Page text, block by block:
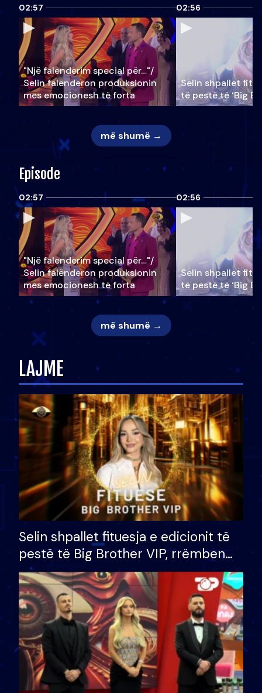
02:57
"Një falenderim special për…"/
Selin falënderon produksionin
mes emocionesh të forta
02:56
Selin shpallet
të pestë të ‘Big
më shumë →
Episode
02:57
"Një falenderim special për…"/
Selin falënderon produksionin
mes emocionesh të forta
02:56
Selin shpallet
të pestë të ‘Big
më shumë →
LAJME
Selin shpallet fituesja e edicionit të
pestë të Big Brother VIP, rrëmben
çmimin e madh prej 100 mijë eurosh